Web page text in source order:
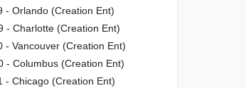
- Orlando (Creation Ent)
- Charlotte (Creation Ent)
- Vancouver (Creation Ent)
- Columbus (Creation Ent)
- Chicago (Creation Ent)